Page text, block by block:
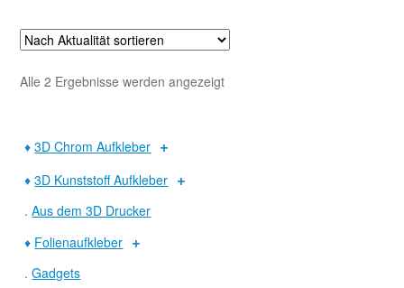
Alle 2 Ergebnisse werden angezeigtNach
♦3D Chrom Aufkleber
♦3D Kunststoff Aufkleber
.Aus dem 3D Drucker
♦ Folienaufkleber
.Gadgets